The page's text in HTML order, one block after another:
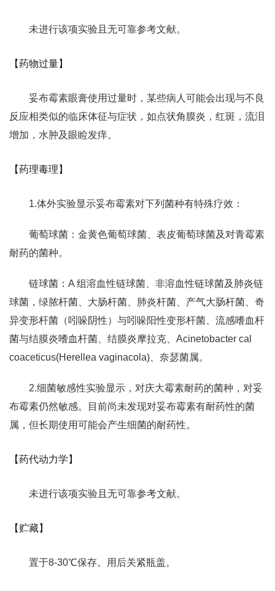
未进行该项实验且无可靠参考文献。
【药物过量】
妥布霉素眼膏使用过量时，某些病人可能会出现与不良
反应相类似的临床体征与症状，如点状角膜炎，红斑，流泪
增加，水肿及眼睑发痒。
【药理毒理】
1.体外实验显示妥布霉素对下列菌种有特殊疗效：
葡萄球菌：金黄色葡萄球菌、表皮葡萄球菌及对青霉素
耐药的菌种。
链球菌：A 组溶血性链球菌、非溶血性链球菌及肺炎链
球菌，绿脓杆菌、大肠杆菌、肺炎杆菌、产气大肠杆菌、奇
异变形杆菌（吲哚阴性）与吲哚阳性变形杆菌、流感嗜血杆
菌与结膜炎嗜血杆菌、结膜炎摩拉克、Acinetobacter cal
coaceticus(Herellea vaginacola)、奈瑟菌属。
2.细菌敏感性实验显示，对庆大霉素耐药的菌种，对妥
布霉素仍然敏感。目前尚未发现对妥布霉素有耐药性的菌
属，但长期使用可能会产生细菌的耐药性。
【药代动力学】
未进行该项实验且无可靠参考文献。
【贮藏】
置于8-30℃保存。用后关紧瓶盖。